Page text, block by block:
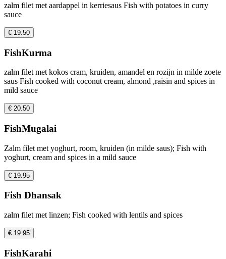
zalm filet met aardappel in kerriesaus Fish with potatoes in curry
sauce
€ 19.50
FishKurma
zalm filet met kokos cram, kruiden, amandel en rozijn in milde zoete
saus Fish cooked with coconut cream, almond ,raisin and spices in
mild sauce
€ 20.50
FishMugalai
Zalm filet met yoghurt, room, kruiden (in milde saus); Fish with
yoghurt, cream and spices in a mild sauce
€ 19.95
Fish Dhansak
zalm filet met linzen; Fish cooked with lentils and spices
€ 19.95
FishKarahi